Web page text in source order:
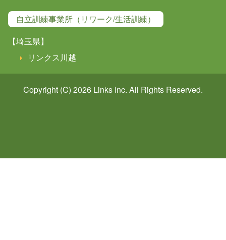
自立訓練事業所（リワーク/生活訓練）
【埼玉県】
リンクス川越
Copyright (C) 2026 Links Inc. All Rights Reserved.